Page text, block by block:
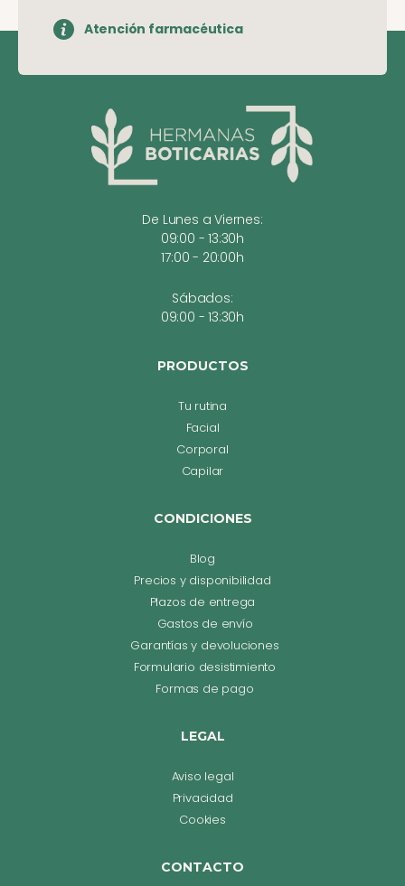
Atención farmacéutica
De Lunes a Viernes:
09:00 - 13:30h
17:00 - 20:00h
Sábados:
09:00 - 13:30h
PRODUCTOS
Tu rutina
Facial
Corporal
Capilar
CONDICIONES
Blog
Precios y disponibilidad
Plazos de entrega
Gastos de envío
Garantías y devoluciones
Formulario desistimiento
Formas de pago
LEGAL
Aviso legal
Privacidad
Cookies
CONTACTO